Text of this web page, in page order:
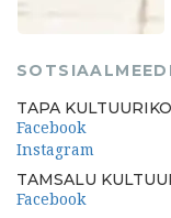
TAPA
Facebook
Instagram
TAMSALU
Facebook